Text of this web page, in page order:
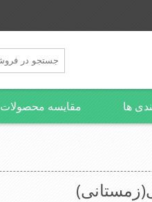
ها مقایسه محصولات